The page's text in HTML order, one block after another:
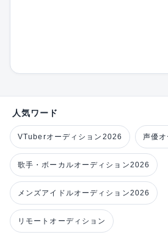
人気ワード
VTuberオーディション2026 声優
歌手・ボーカルオーディション2026
メンズアイドルオーディション2026
リモートオーディション